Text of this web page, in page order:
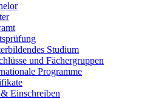
Studium
und Fächergruppen
Programme
Einschreiben